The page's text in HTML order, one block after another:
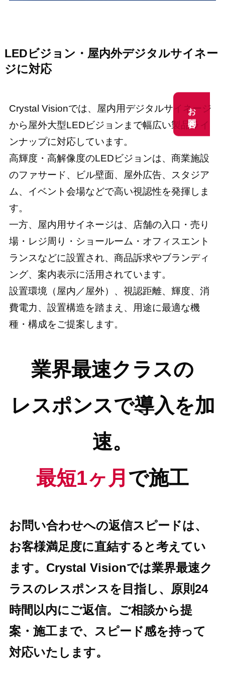
LEDビジョン・屋内外デジタルサイネー
ジに対応
Crystal Visionでは、屋内用デジタルサイネージ
から屋外大型LEDビジョンまで幅広い製品ライ
ンナップに対応しています。
高輝度・高解像度のLEDビジョンは、商業施設
のファサード、ビル壁面、屋外広告、スタジア
ム、イベント会場などで高い視認性を発揮しま
す。
一方、屋内用サイネージは、店舗の入口・売り
場・レジ周り・ショールーム・オフィスエント
ランスなどに設置され、商品訴求やブランディ
ング、案内表示に活用されています。
設置環境（屋内／屋外）、視認距離、輝度、消
費電力、設置構造を踏まえ、用途に最適な機
種・構成をご提案します。
業界最速クラスの
レスポンスで導入を加
速。
最短1ヶ月 で施工
お問い合わせへの返信スピードは、
お客様満足度に直結すると考えてい
ます。Crystal Visionでは業界最速ク
ラスのレスポンスを目指し、原則24
時間以内にご返信。ご相談から提
案・施工まで、スピード感を持って
対応いたします。
お問合せ
お問合せ